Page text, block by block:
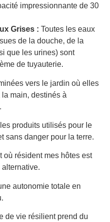
impressionnante de 30
Grises : Toutes les eaux
de la douche, de la
que les urines) sont
de tuyauterie.
vers le jardin où elles
main, destinés à
produits utilisés pour le
sans danger pour la terre.
où résident mes hôtes est
alternative.
autonomie totale en
de vie résilient prend du